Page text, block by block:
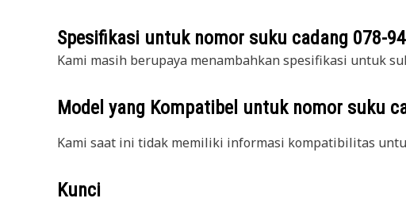
Spesifikasi untuk nomor suku cadang 078-
Kami masih berupaya menambahkan spesifikasi untuk
Model yang Kompatibel untuk nomor suku
Kami saat ini tidak memiliki informasi kompatibilitas
Kunci